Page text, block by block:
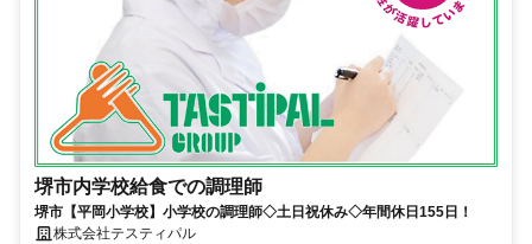
堺市内学校給食での調理師
堺市【平岡小学校】小学校の調理師◇土日祝休み◇年間休日155日！
株式会社テスティパル